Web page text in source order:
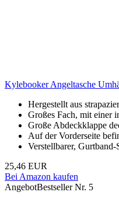
Kylebooker Angeltasche
Hergestellt aus
Großes Fach, mit einer
Große Abdeckklappe
Auf der Vorderseite
Verstellbarer, Gurtband-
25,46 EUR
Bei Amazon kaufen
AngebotBestseller Nr. 5